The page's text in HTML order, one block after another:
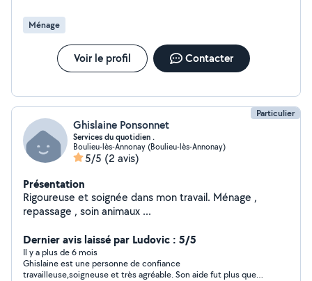
Ménage
Voir le profil Contacter
Particulier
Ghislaine Ponsonnet
Services du quotidien .
Boulieu-lès-Annonay (Boulieu-lès-Annonay)
5/5 (2 avis)
Présentation
Rigoureuse et soignée dans mon travail. Ménage ,
repassage , soin animaux ...
Dernier avis laissé par Ludovic : 5/5
Il y a plus de 6 mois
Ghislaine est une personne de confiance
travailleuse,soigneuse et très agréable. Son aide fut plus que